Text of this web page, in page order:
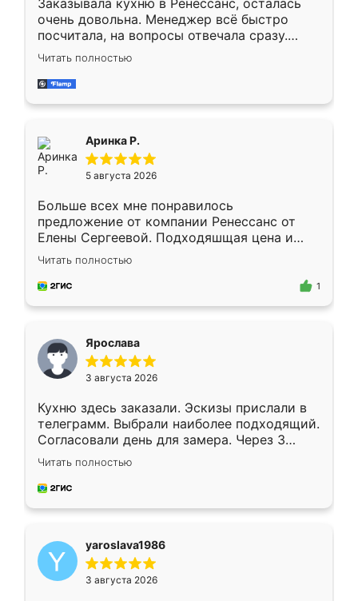
Заказывала кухню в Ренессанс, осталась
очень довольна. Менеджер всё быстро
посчитала, на вопросы отвечала сразу.
Замерщик приехал в субботу, подошёл к
делу со всей ответственностью. Собрали
за день, ребята работали аккуратно, даже
Читать полностью
Аринка Р.
5 августа 2026
Больше всех мне понравилось
предложение от компании Ренессанс от
Елены Сергеевой. Подходяшщая цена и
короткие сроки изготовления. Приехавший
для замера сотрудник Владислав
предложил по моему эскизу самый
Читать полностью
1
Ярослава
3 августа 2026
Кухню здесь заказали. Эскизы прислали в
телеграмм. Выбрали наиболее подходящий.
Согласовали день для замера. Через 3
недели кухня была уже готова. Остались
довольны работой. Спасибо Ренессанс
мебель за качественную работу!
Читать полностью
yaroslava1986
3 августа 2026